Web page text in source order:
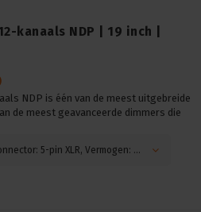
kanaals NDP | 19 inch |
NDP is één van de meest uitgebreide
de meest geavanceerde dimmers die
Automaten: Enkelpolige, DMX connector: 5-pin XLR, Vermogen: 10A, Main: Aardlekschakelaar